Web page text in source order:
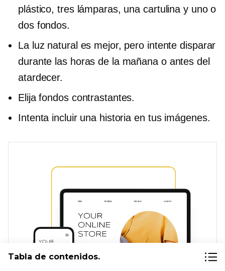
plástico, tres lámparas, una cartulina y uno o
dos fondos.
La luz natural es mejor, pero intente disparar
durante las horas de la mañana o antes del
atardecer.
Elija fondos contrastantes.
Intenta incluir una historia en tus imágenes.
Tabla de contenidos.